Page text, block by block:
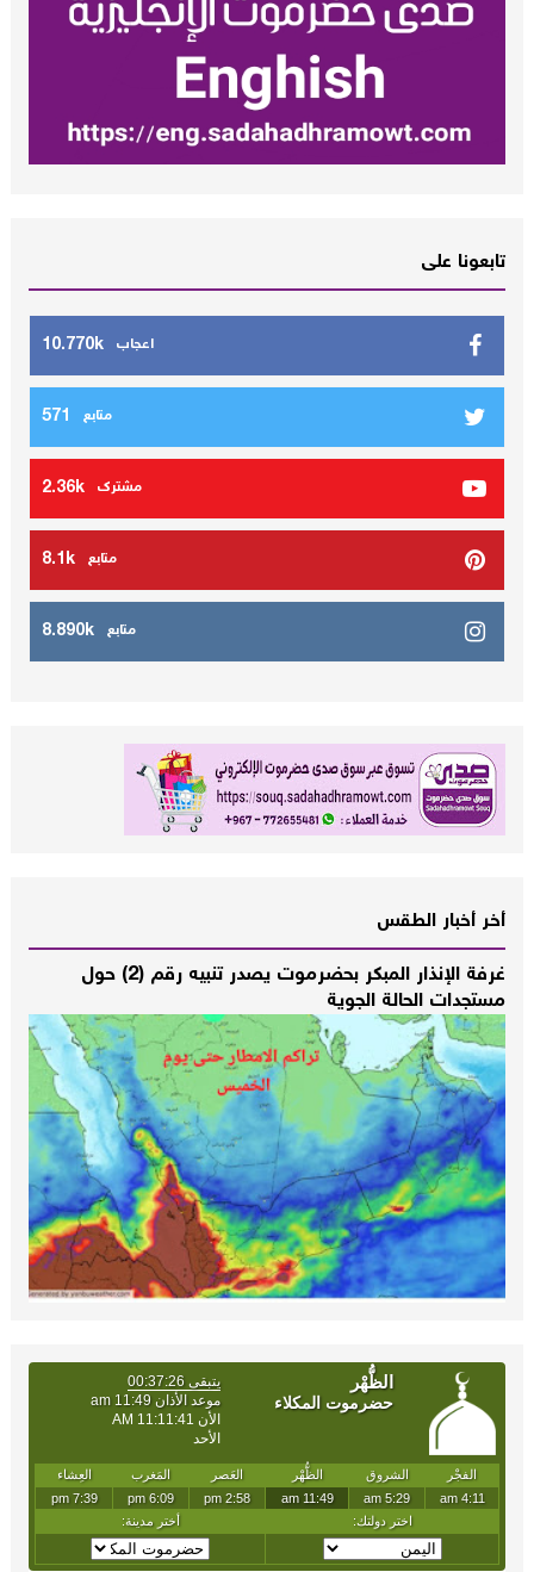
تابعونا على
10.770k اعجاب
571 متابع
2.36k مشترك
8.1k متابع
8.890k متابع
أخر أخبار الطقس
غرفة الإنذار المبكر بحضرموت يصدر تنبيه رقم (2) حول
مستجدات الحالة الجوية